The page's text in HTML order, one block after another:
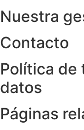
Nuestra
Contacto
Política de
datos
Páginas